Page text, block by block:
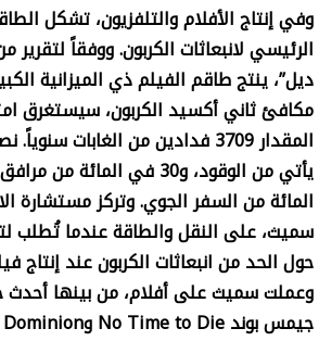
وفي إنتاج الأفلام والتلفزيون، تشكل
الرئيسي لانبعاثات الكربون. ووفقاً لتقرير
مكافئ ثاني أكسيد الكربون، سيستغرق
المقدار 3709 فدادين من الغابات
المائة من السفر الجوي. وتركز مستشارة
سميث، على النقل والطاقة عندما تُطلب
حول الحد من انبعاثات الكربون عند إنتاج
وعملت سميث على أفلام، من بينها أحدث
جيمس بوندNo Time to Dieو